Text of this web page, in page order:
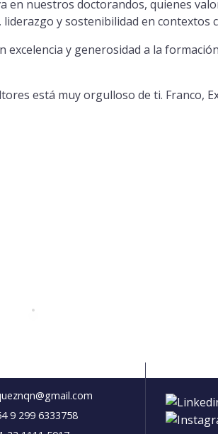
en nuestros doctorandos, quienes
y sostenibilidad en contextos
excelencia y generosidad a la
está muy orgulloso de ti. Franco,
9 299 6333758